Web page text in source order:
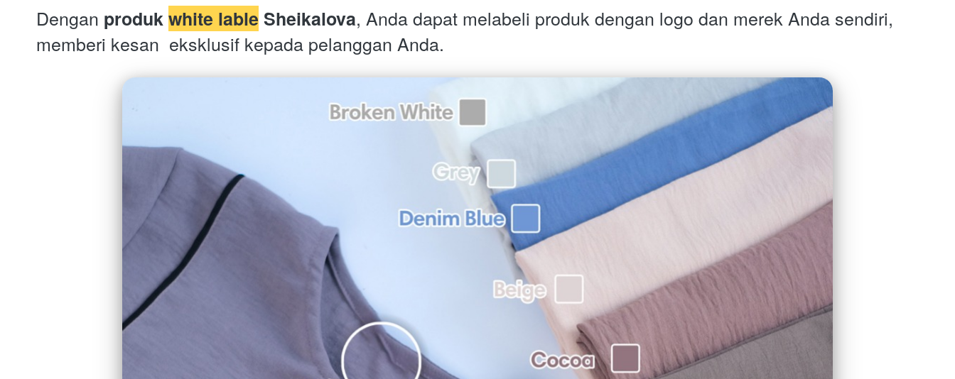
Dengan produk white lable Sheikalova, Anda dapat melabeli produk dengan logo dan merek Anda sendiri,
memberi kesan  eksklusif kepada pelanggan Anda.